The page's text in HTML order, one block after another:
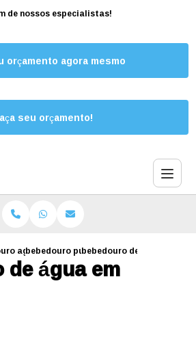
de nossos especialistas!
orçamento agora mesmo
seu orçamento!
agua jaragua
bebedouro purificador de agua
bebedouro de agua sao
água em